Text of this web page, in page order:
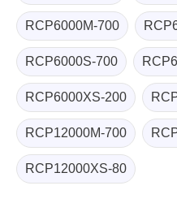
RCP6000M-700
RCP6000S-700
RCP6000XS-200
RCP12000M-700
RCP12000XS-80